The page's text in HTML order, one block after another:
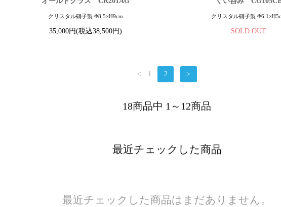
クリスタル硝子製 Φ8.5×H9cm
35,000円(税込38,500円)
クリスタル硝子製
SOLD OUT
< 1 2 >
18商品中 1～12商品
最近チェックした商品
最近チェックした商品はまだありません。